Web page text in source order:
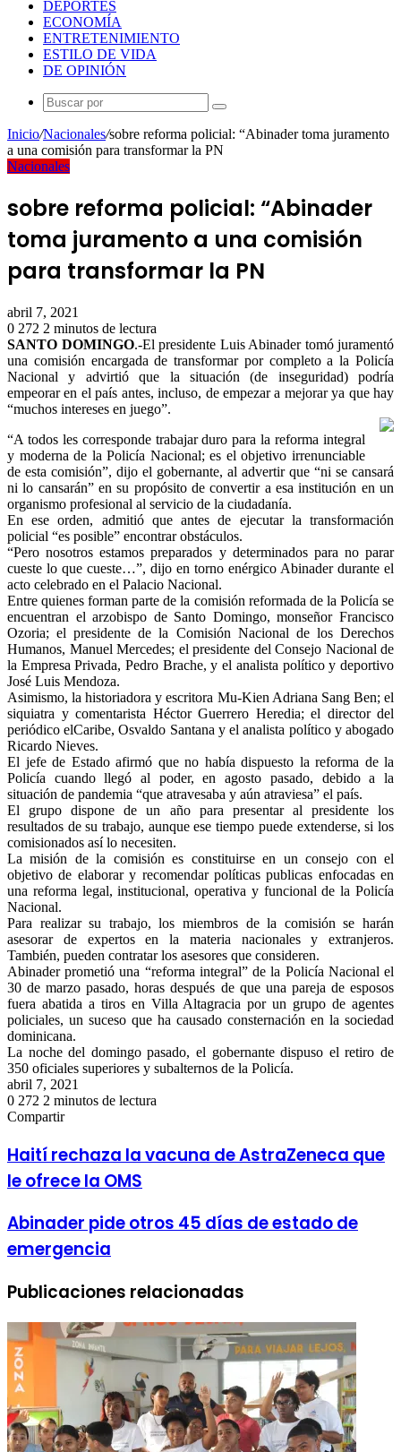
DEPORTES
ECONOMÍA
ENTRETENIMIENTO
ESTILO DE VIDA
DE OPINIÓN
Buscar
por
Inicio/Nacionales/sobre reforma policial: “Abinader toma juramento
a una comisión para transformar la PN
Nacionales
sobre reforma policial: “Abinader
toma juramento a una comisión
para transformar la PN
abril 7, 2021
0 272 2 minutos de lectura
Facebook
Twitter
LinkedIn
Tumblr
Pinterest
Reddit
Pocket
SANTO DOMINGO.-El presidente Luis Abinader tomó juramentó
una comisión encargada de transformar por completo a la Policía
Nacional y advirtió que la situación (de inseguridad) podría
empeorar en el país antes, incluso, de empezar a mejorar ya que hay
“muchos intereses en juego”.
“A todos les corresponde trabajar duro para la reforma integral
y moderna de la Policía Nacional; es el objetivo irrenunciable
de esta comisión”, dijo el gobernante, al advertir que “ni se cansará
ni lo cansarán” en su propósito de convertir a esa institución en un
organismo profesional al servicio de la ciudadanía.
En ese orden, admitió que antes de ejecutar la transformación
policial “es posible” encontrar obstáculos.
“Pero nosotros estamos preparados y determinados para no parar
cueste lo que cueste…”, dijo en torno enérgico Abinader durante el
acto celebrado en el Palacio Nacional.
Entre quienes forman parte de la comisión reformada de la Policía se
encuentran el arzobispo de Santo Domingo, monseñor Francisco
Ozoria; el presidente de la Comisión Nacional de los Derechos
Humanos, Manuel Mercedes; el presidente del Consejo Nacional de
la Empresa Privada, Pedro Brache, y el analista político y deportivo
José Luis Mendoza.
Asimismo, la historiadora y escritora Mu-Kien Adriana Sang Ben; el
siquiatra y comentarista Héctor Guerrero Heredia; el director del
periódico elCaribe, Osvaldo Santana y el analista político y abogado
Ricardo Nieves.
El jefe de Estado afirmó que no había dispuesto la reforma de la
Policía cuando llegó al poder, en agosto pasado, debido a la
situación de pandemia “que atravesaba y aún atraviesa” el país.
El grupo dispone de un año para presentar al presidente los
resultados de su trabajo, aunque ese tiempo puede extenderse, si los
comisionados así lo necesiten.
La misión de la comisión es constituirse en un consejo con el
objetivo de elaborar y recomendar políticas publicas enfocadas en
una reforma legal, institucional, operativa y funcional de la Policía
Nacional.
Para realizar su trabajo, los miembros de la comisión se harán
asesorar de expertos en la materia nacionales y extranjeros.
También, pueden contratar los asesores que consideren.
Abinader prometió una “reforma integral” de la Policía Nacional el
30 de marzo pasado, horas después de que una pareja de esposos
fuera abatida a tiros en Villa Altagracia por un grupo de agentes
policiales, un suceso que ha causado consternación en la sociedad
dominicana.
La noche del domingo pasado, el gobernante dispuso el retiro de
350 oficiales superiores y subalternos de la Policía.
abril 7, 2021
0 272 2 minutos de lectura
Facebook
Twitter
LinkedIn
Tumblr
Pinterest
Reddit
Pocket
Compartir
por
correo
electrónico
Haití rechaza la vacuna de AstraZeneca que
le ofrece la OMS
Abinader pide otros 45 días de estado de
emergencia
Publicaciones relacionadas